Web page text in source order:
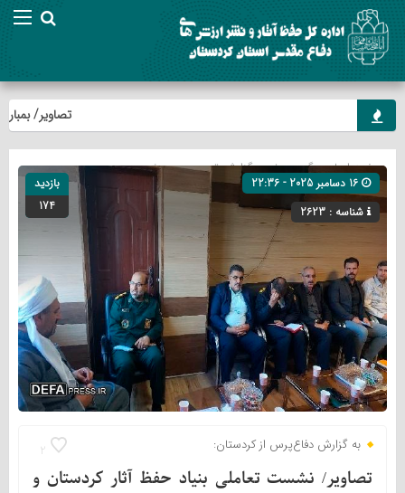
تصاویر/
صفحه اصلی» گروه »خبر»گزارش تصویری»ویژه
شناسه : 2623
بازدید
174
2 به گزارش دفاع‌پرس از کردستان:
تصاویر/ نشست تعاملی بنیاد حفظ آثار کردستان و